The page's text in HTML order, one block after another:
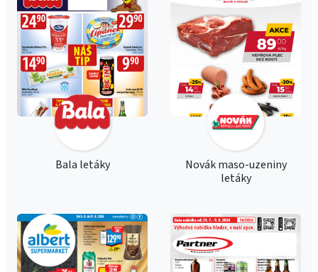
Bala letáky
Novák maso-uzeniny
letáky